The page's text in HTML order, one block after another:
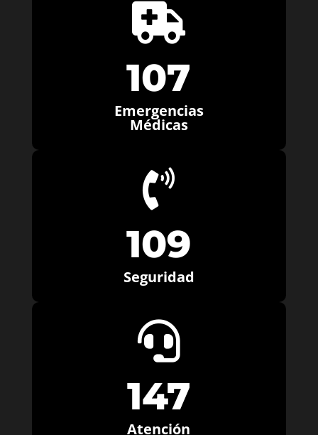

107
Emergencias
Médicas

109
Seguridad

147
Atención